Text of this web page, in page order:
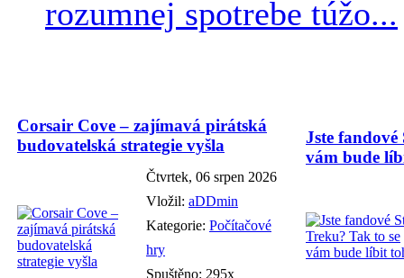
rozumnej spotrebe túžo...
Corsair Cove – zajímavá pirátská
budovatelská strategie vyšla
Čtvrtek, 06 srpen 2026
Vložil: aDDmin
Kategorie: Počítačové
hry
Spuštěno: 295x
Jste
vám bude